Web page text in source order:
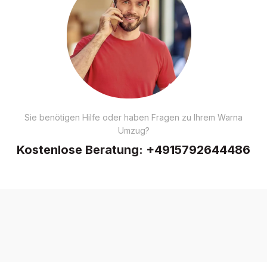
Sie benötigen Hilfe oder haben Fragen zu Ihrem Warna
Umzug?
Kostenlose Beratung: +4915792644486